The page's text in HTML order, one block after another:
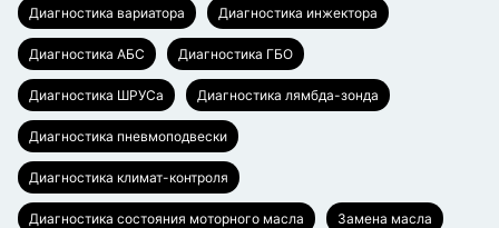
Диагностика вариатора Диагностика инжектора
Диагностика АБС Диагностика ГБО
Диагностика ШРУСа Диагностика лямбда-зонда
Диагностика пневмоподвески
Диагностика климат-контроля
Диагностика состояния моторного масла Замена масла